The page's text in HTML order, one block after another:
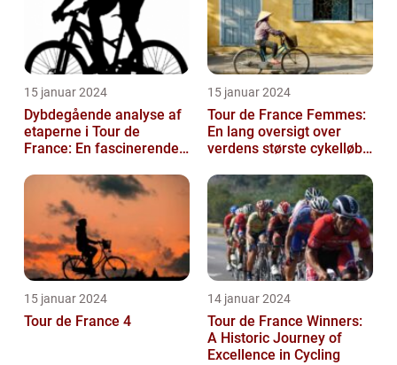
15 januar 2024
Dybdegående analyse af
etaperne i Tour de
France: En fascinerende
15 januar 2024
Tour de France Femmes:
En lang oversigt over
verdens største cykelløb
15 januar 2024
Tour de France 4
14 januar 2024
Tour de France Winners:
A Historic Journey of
Excellence in Cycling